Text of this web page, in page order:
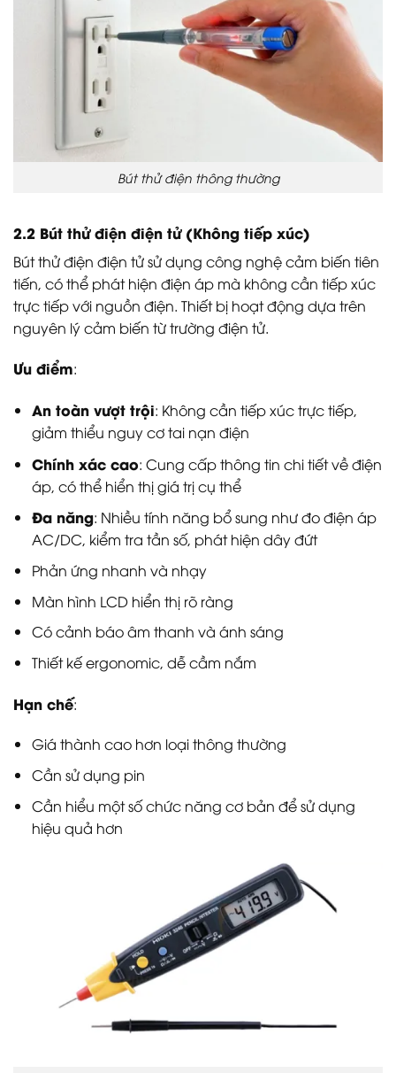
Bút thử điện thông thường
2.2 Bút thử điện điện tử (Không tiếp xúc)
Bút thử điện điện tử sử dụng công nghệ cảm biến tiên
tiến, có thể phát hiện điện áp mà không cần tiếp xúc
trực tiếp với nguồn điện. Thiết bị hoạt động dựa trên
nguyên lý cảm biến từ trường điện tử.
Ưu điểm:
An toàn vượt trội: Không cần tiếp xúc trực tiếp,
giảm thiểu nguy cơ tai nạn điện
Chính xác cao: Cung cấp thông tin chi tiết về điện
áp, có thể hiển thị giá trị cụ thể
Đa năng: Nhiều tính năng bổ sung như đo điện áp
AC/DC, kiểm tra tần số, phát hiện dây đứt
Phản ứng nhanh và nhạy
Màn hình LCD hiển thị rõ ràng
Có cảnh báo âm thanh và ánh sáng
Thiết kế ergonomic, dễ cầm nắm
Hạn chế:
Giá thành cao hơn loại thông thường
Cần sử dụng pin
Cần hiểu một số chức năng cơ bản để sử dụng
hiệu quả hơn